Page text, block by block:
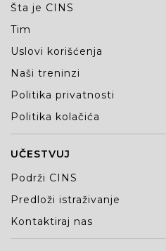
Šta je CINS
Tim
Uslovi korišćenja
Naši treninzi
Politika privatnosti
Politika kolačića
UČESTVUJ
Podrži CINS
Predloži istraživanje
Kontaktiraj nas